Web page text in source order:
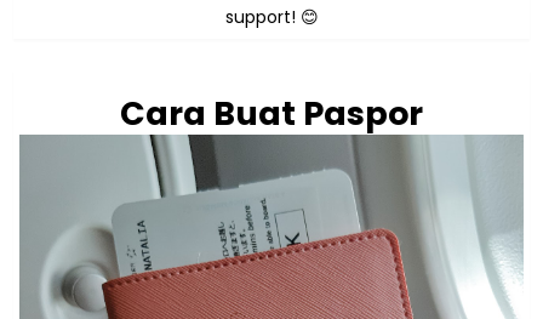
support! 😊
Cara Buat Paspor